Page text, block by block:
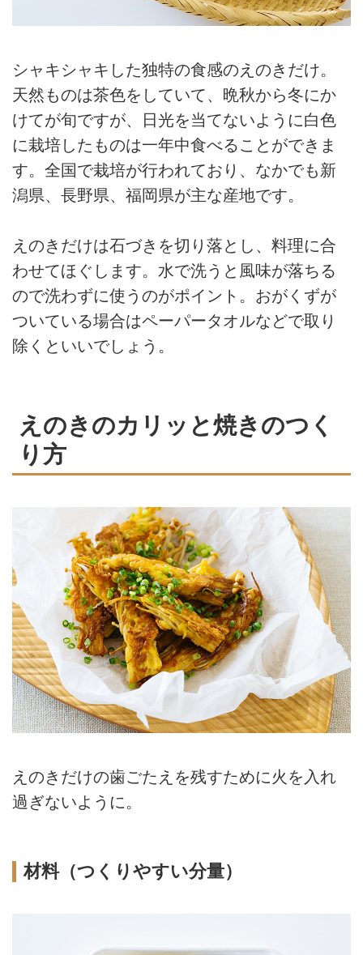
シャキシャキした独特の食感のえのきだけ。
天然ものは茶色をしていて、晩秋から冬にか
けてが旬ですが、日光を当てないように白色
に栽培したものは一年中食べることができま
す。全国で栽培が行われており、なかでも新
潟県、長野県、福岡県が主な産地です。
えのきだけは石づきを切り落とし、料理に合
わせてほぐします。水で洗うと風味が落ちる
ので洗わずに使うのがポイント。おがくずが
ついている場合はペーパータオルなどで取り
除くといいでしょう。
えのきのカリッと焼きのつく
り方
えのきだけの歯ごたえを残すために火を入れ
過ぎないように。
材料（つくりやすい分量）